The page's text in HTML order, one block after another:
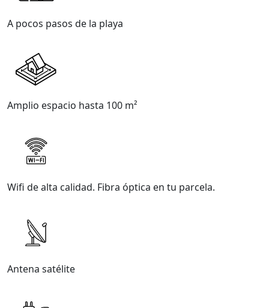
A pocos pasos de la playa
Amplio espacio hasta 100 m²
Wifi de alta calidad. Fibra óptica en tu parcela.
Antena satélite